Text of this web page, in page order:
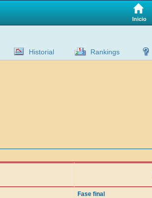
Inicio
Historial Rankings
Fase final